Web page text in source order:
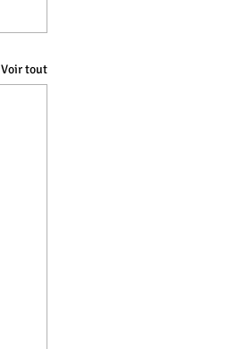
Voir tout